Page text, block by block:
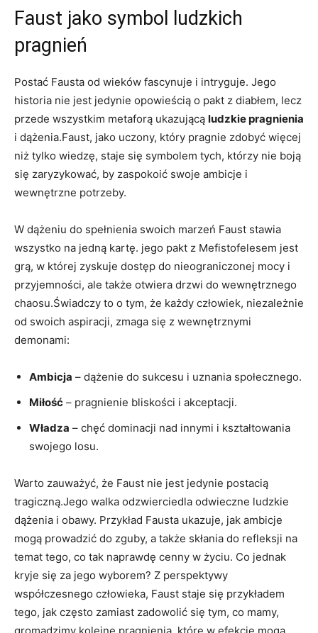
Faust jako symbol ludzkich
pragnień
Postać Fausta od wieków fascynuje i intryguje. Jego
historia nie jest jedynie opowieścią o pakt z diabłem, lecz
przede wszystkim metaforą ukazującą ludzkie pragnienia
i dążenia.Faust, jako uczony, który pragnie zdobyć więcej
niż tylko wiedzę, staje się symbolem tych, którzy nie boją
się zaryzykować, by zaspokoić swoje ambicje i
wewnętrzne potrzeby.
W dążeniu do spełnienia swoich marzeń Faust stawia
wszystko na jedną kartę. jego pakt z Mefistofelesem jest
grą, w której zyskuje dostęp do nieograniczonej mocy i
przyjemności, ale także otwiera drzwi do wewnętrznego
chaosu.Świadczy to o tym, że każdy człowiek, niezależnie
od swoich aspiracji, zmaga się z wewnętrznymi
demonami:
Ambicja – dążenie do sukcesu i uznania społecznego.
Miłość – pragnienie bliskości i akceptacji.
Władza – chęć dominacji nad innymi i kształtowania
swojego losu.
Warto zauważyć, że Faust nie jest jedynie postacią
tragiczną.Jego walka odzwierciedla odwieczne ludzkie
dążenia i obawy. Przykład Fausta ukazuje, jak ambicje
mogą prowadzić do zguby, a także skłania do refleksji na
temat tego, co tak naprawdę cenny w życiu. Co jednak
kryje się za jego wyborem? Z perspektywy
współczesnego człowieka, Faust staje się przykładem
tego, jak często zamiast zadowolić się tym, co mamy,